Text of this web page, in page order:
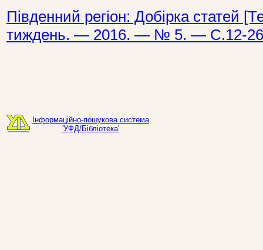
Південний регіон: Добірка статей
тиждень. — 2016. — № 5. — С.12-
Інформаційно-пошукова система
'УФД/Бібліотека'